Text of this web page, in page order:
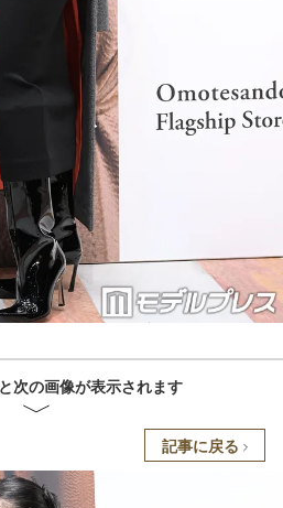
次の画像が表示されます
記事に戻る